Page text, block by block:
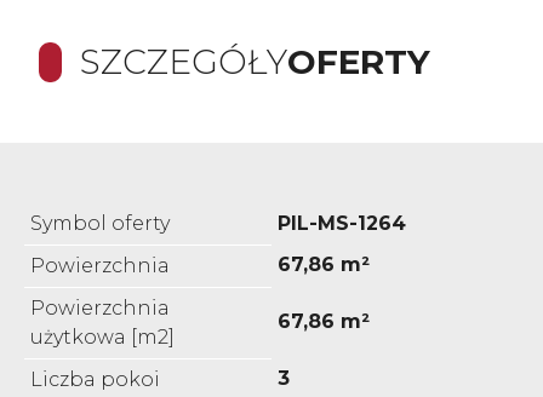
SZCZEGÓŁYOFERTY
Symbol oferty
PIL-MS-1264
Powierzchnia
67,86 m²
Powierzchnia
użytkowa [m2]
67,86 m²
Liczba pokoi
3